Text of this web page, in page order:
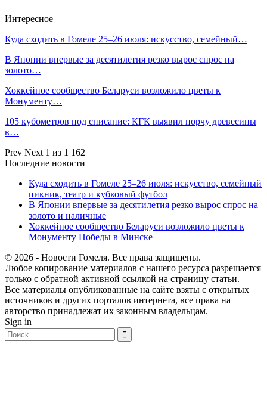
Интересное
Куда сходить в Гомеле 25–26 июля: искусство, семейный…
В Японии впервые за десятилетия резко вырос спрос на
золото…
Хоккейное сообщество Беларуси возложило цветы к
Монументу…
105 кубометров под списание: КГК выявил порчу древесины
в…
Prev Next 1 из 1 162
Последние новости
Куда сходить в Гомеле 25–26 июля: искусство, семейный
пикник, театр и кубковый футбол
В Японии впервые за десятилетия резко вырос спрос на
золото и наличные
Хоккейное сообщество Беларуси возложило цветы к
Монументу Победы в Минске
© 2026 - Новости Гомеля. Все права защищены.
Любое копирование материалов с нашего ресурса разрешается
только с обратной активной ссылкой на страницу статьи.
Все материалы опубликованные на сайте взяты с открытых
источников и других порталов интернета, все права на
авторство принадлежат их законным владельцам.
Sign in